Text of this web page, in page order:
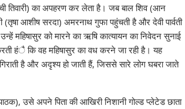
तिवारी) का अपहरण कर लेता है। जब बाल शिव (आन
आशीष सरदा) अमरनाथ गुफा पहुंचती है और देवी पार्वती
को मारने का ऋषि कात्यायन का निवेदन सुनाई
हंै कि वह महिषासुर का वध करने जा रही है। यह
है और अदृश्य हो जाती हैं, जिससे सारे लोग घबरा जाते
उसे अपने पिता की आखिरी निशानी गोल्ड प्लेटेड छाता